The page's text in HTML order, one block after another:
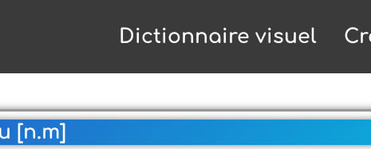
Dictionnaire visuel
[n.m]